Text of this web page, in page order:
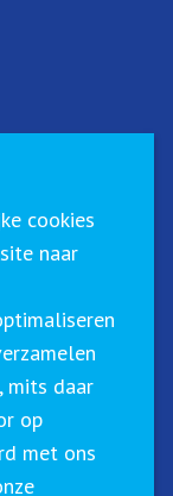
in het
Dit
cookies
naar
mits daar
op
met ons